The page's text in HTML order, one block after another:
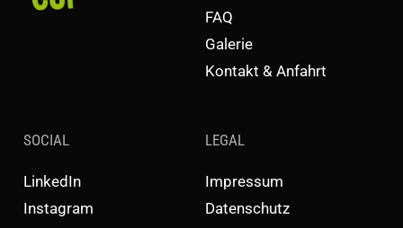
FAQ
Galerie
Kontakt & Anfahrt
SOCIAL
LinkedIn
Instagram
LEGAL
Impressum
Datenschutz